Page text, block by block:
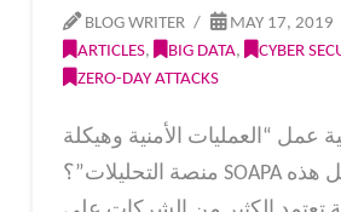
BLOG WRITER
MAY 17, 2019
ARTICLES, BIG DATA, CYBER
ZERO-DAY ATTACKS
عمل “العمليات الأمنية وهيكلة
منصة التحليلات”؟ SOAPA وكيفية عمل هذه